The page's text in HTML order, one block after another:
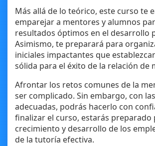
Más allá de lo teórico, este curso te
emparejar a mentores y alumnos
resultados óptimos en el desarrollo
Asimismo, te preparará para
iniciales impactantes que
sólida para el éxito de la relación de
Afrontar los retos comunes de la
ser complicado. Sin embargo, con
adecuadas, podrás hacerlo con
finalizar el curso, estarás preparado
crecimiento y desarrollo de los
de la tutoría efectiva.